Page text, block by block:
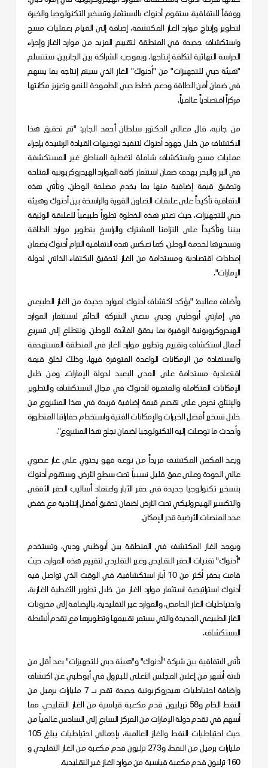
ووفقاً للاتفاقية، ستقوم أدنوك بالاستثمار وتسخير التكنولوجيا والخبرة
لتطوير وإنتاج موارد الغاز المكتشفة، إضافة إلى القيام بعمليات مسح
واستكشاف جديدة في المنطقة لتقييم المزيد من موارد الغاز وإجراء
الدراسة النهائية لتكلفة إنتاجها. وبموجب الشراكة بين الجانبين، ستتسلم
"هيئة دبي للتجهيزات" من "أدنوك" الغاز الذي سيتم إنتاجه بما يسهم
في ضمان أمن الطاقة ودعم خطط دبي الطموحة للنمو وتعزيز مكانتها
مركزاً اقتصادياً عالمياً.
من جانبه، قال معالي الدكتور سلطان أحمد الجابر: "تم تحقيق هذا
الاكتشاف من خلال جهود أدنوك لتنفيذ توجيهات القيادة الرشيدة بإجراء
عمليات مسح واستكشاف شاملة لتغطية المناطق غير المستكشفة
في البر والبحر بهدف ضمان استثمار كافة الموارد الهيدروكربونية المتاحة
وتحقيق قيمة إضافية منها بما يخدم مصلحة الوطن. وتأتي هذه
الاتفاقية تأكيداً على علاقات التعاون القوية والراسخة بين أدنوك وهيئة
دبي للتجهيزات، حيث تعتبر هذه الخطوة تطوراً طبيعياً للعلاقة الوثيقة
بيننا وتأكيداً على التزامنا المشترك والراسخ بتطوير موارد الطاقة
وتسخيرها لخدمة الوطن، كما تعكس هذه الاتفاقية التزام أدنوك بضمان
إمدادات اقتصادية ومستدامة من الغاز لتحقيق الاكتفاء الذاتي لدولة
الإمارات".
وأضاف معاليه: "يؤكد اكتشاف أدنوك لموارد جديدة من الغاز الطبيعي
في إمارتي أبوظبي ودبي سعي الشركة الدائم لاستثمار الموارد
الهيدروكروبونية الوفيرة بما يحقق الفائدة للوطن. ونتطلع إلى تسريع
أعمال استكشاف وتقييم وتطوير موارد الغاز في المنطقة المستهدفة
والاستفادة من الإمكانات الواعدة المتوفرة فيها، وذلك لخلق قيمة
اقتصادية مستدامة على المدى البعيد لدولة الإمارات. ومن خلال
الإمكانات المتكاملة والمتميزة لأدنوك في مجال الاستكشاف والتطوير
والإنتاج، نحرص على تقديم قيمة إضافية فريدة في هذا المشروع من
خلال تسخير أفضل الخبرات والإمكانات الفنية واستخدام حفاراتنا المتطورة
وأحدث ما توصلت إليه التكنولوجيا لضمان نجاح هذا المشروع".
ويعد المكمن المكتشف فريداً من نوعه فهو يحتوي على غاز عضوي
عالي الجودة وعلى عمق قليل نسبياً تحت سطح الأرض. وستقوم أدنوك
بتسخير تكنولوجيا جديدة في حفر الآبار واعتماد أساليب الحفر الأفقي
والتكسير الهيدروليكي تحت الأرض لضمان تحقيق أفضل إنتاجية مع خفض
عدد المنصات الأرضية قدر الإمكان.
ويوجد الغاز المكتشف في المنطقة بين أبوظبي ودبي، وتستخدم
"أدنوك" تقنيات الحفر التقليدي وغير التقليدي لتقييم هذه الموارد، حيث
قامت بحفر أكثر من 10 آبار استكشافية، في الوقت الذي تواصل فيه
أدنوك استراتيجية استثمار موارد الغاز من خلال تطوير الأغطية الغازية،
واحتياطيات الغاز الحامض، والموارد غير التقليدية، بالإضافة إلى مخزونات
الغاز الطبيعي الجديدة والتي يستمر تقييمها وتطويرها مع تقدم أنشطة
الاستكشاف.
تأتي الاتفاقية بين شركة "أدنوك" و"هيئة دبي للتجهيزات" بعد أقل من
ثلاثة أشهر من إعلان المجلس الأعلى للبترول في أبوظبي عن اكتشاف
وإضافة احتياطيات هيدروكربونية جديدة تقدر بـ 7 مليارات برميل من
النفط الخام و58 تريليون قدم مكعبة قياسية من الغاز التقليدي، مما
أسهم في تقدم دولة الإمارات من المركز السابع إلى السادس عالمياً من
حيث احتياطيات النفط والغاز العالمية، بإجمالي احتياطيات يبلغ 105
مليارات برميل من النفط، و273 ترليون قدم مكعبة من الغاز التقليدي و
160 ترليون قدم مكعبة قياسية من موارد الغاز غير التقليدية.